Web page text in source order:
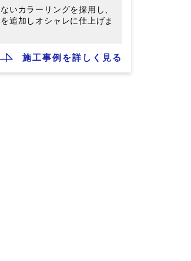
いカラーリングを採用し、
追加しオシャレに仕上げま
施工事例を詳しく見る